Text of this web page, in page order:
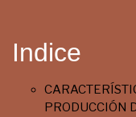
Indice
PRODUCCIÓN